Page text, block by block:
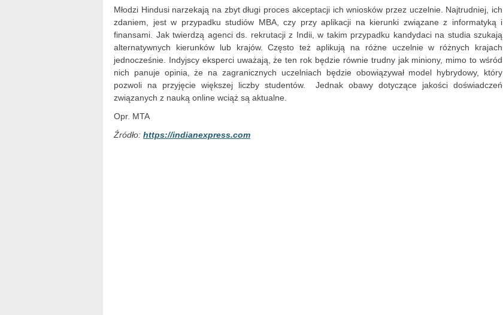
Młodzi Hindusi narzekają na zbyt długi proces akceptacji ich wniosków przez uczelnie. Najtrudniej, ich
zdaniem, jest w przypadku studiów MBA, czy przy aplikacji na kierunki związane z informatyką i
finansami. Jak twierdzą agenci ds. rekrutacji z Indii, w takim przypadku kandydaci na studia szukają
alternatywnych kierunków lub krajów. Często też aplikują na różne uczelnie w różnych krajach
jednocześnie. Indyjscy eksperci uważają, że ten rok będzie równie trudny jak miniony, mimo to wśród
nich panuje opinia, że na zagranicznych uczelniach będzie obowiązywał model hybrydowy, który
pozwoli na przyjęcie większej liczby studentów. Jednak obawy dotyczące jakości doświadczeń
związanych z nauką online wciąż są aktualne.
Opr. MTA
Źródło: https://indianexpress.com